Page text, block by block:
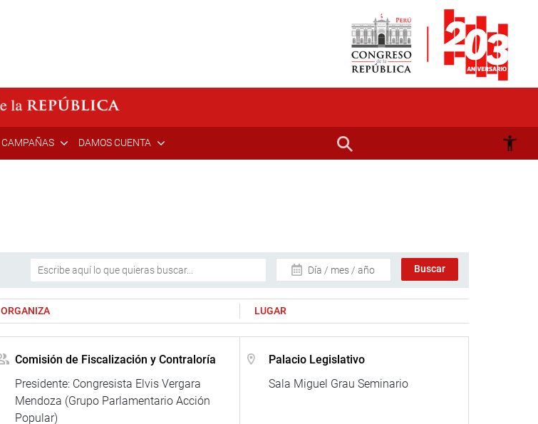
CAMPAÑAS DAMOS CUENTA
Día / mes / año
ORGANIZA LUGAR
Comisión de Fiscalización y Contraloría
Presidente: Congresista Elvis Vergara
Mendoza (Grupo Parlamentario Acción
Popular)
Palacio Legislativo
Sala Miguel Grau Seminario